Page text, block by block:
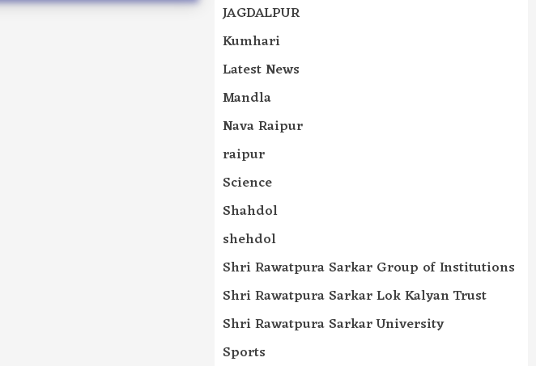
JAGDALPUR
Kumhari
Latest News
Mandla
Nava Raipur
raipur
Science
Shahdol
shehdol
Shri Rawatpura Sarkar Group of Institutions
Shri Rawatpura Sarkar Lok Kalyan Trust
Shri Rawatpura Sarkar University
Sports